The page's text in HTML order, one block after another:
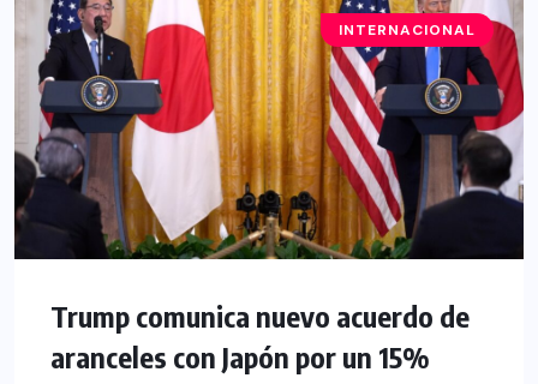
INTERNACIONAL
Trump comunica nuevo acuerdo de
aranceles con Japón por un 15%